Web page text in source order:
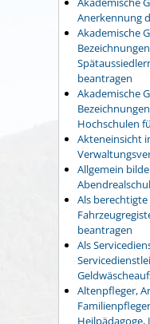
Anerkennung
Akademische
beantragen
Akademische
Hochschulen
Akteneinsicht
Allgemein
Als berechtigte
beantragen
Als
Altenpfleger,
Heilpädagoge,